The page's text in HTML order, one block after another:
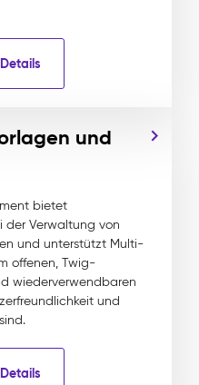
und
bietet
der Verwaltung von
und unterstützt Multi-
offenen, Twig-
wiederverwendbaren
und